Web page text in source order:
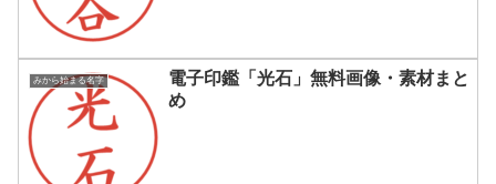
みから始まる名字
電子印鑑「光石」無料画像・素材まと
め